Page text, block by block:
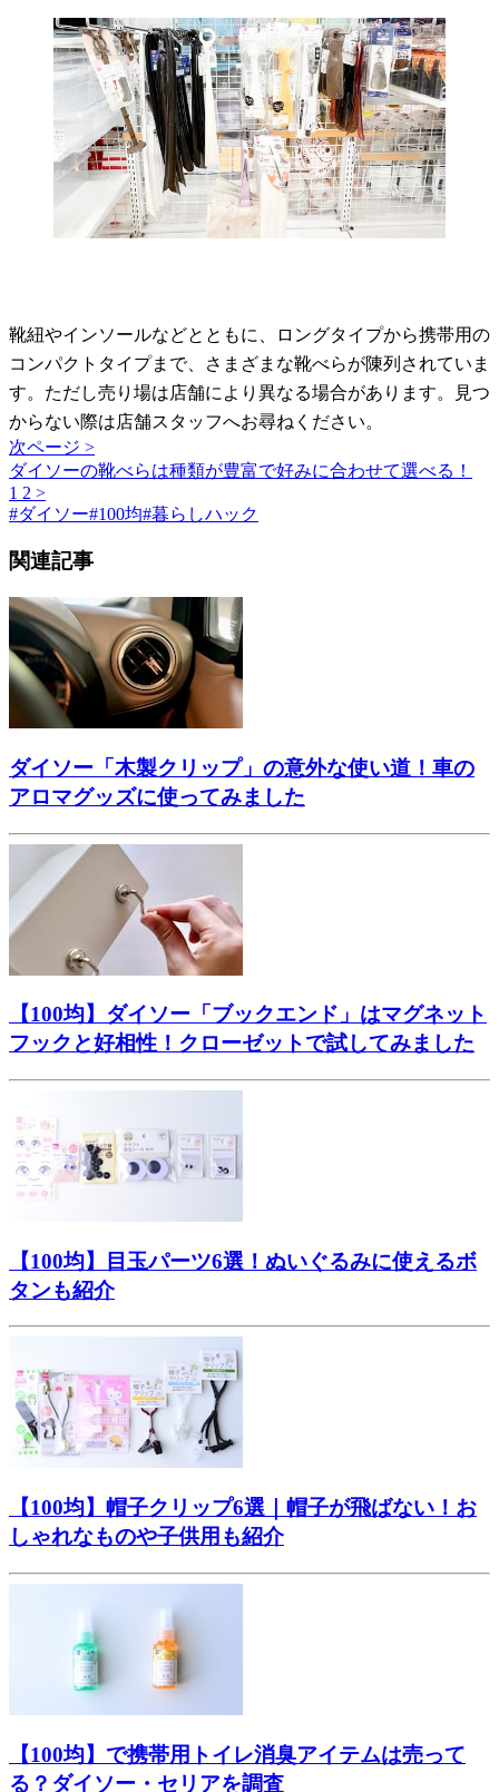
靴紐やインソールなどとともに、ロングタイプから携帯用の
コンパクトタイプまで、さまざまな靴べらが陳列されていま
す。ただし売り場は店舗により異なる場合があります。見つ
からない際は店舗スタッフへお尋ねください。
次ページ >
ダイソーの靴べらは種類が豊富で好みに合わせて選べる！
1 2 >
#ダイソー#100均#暮らしハック
関連記事
ダイソー「木製クリップ」の意外な使い道！車の
アロマグッズに使ってみました
【100均】ダイソー「ブックエンド」はマグネット
フックと好相性！クローゼットで試してみました
【100均】目玉パーツ6選！ぬいぐるみに使えるボ
タンも紹介
【100均】帽子クリップ6選｜帽子が飛ばない！お
しゃれなものや子供用も紹介
【100均】で携帯用トイレ消臭アイテムは売って
る？ダイソー・セリアを調査